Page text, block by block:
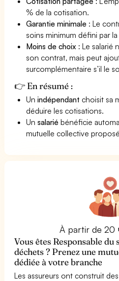
% de la cotisation.
Garantie minimale : Le
soins minimum défini par la
Moins de choix : Le salarié
son contrat, mais peut
surcomplémentaire s’il le
👉 En résumé :
Unindépendant choisit sa
déduire les cotisations.
Unsalarié bénéficie
mutuelle collective
À partir de 20
Vous êtes Responsable
déchets ? Prenez une
dédiée à votre branche
Les assureurs ont construit